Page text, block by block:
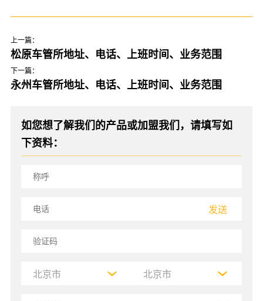
上一篇：
松原车管所地址、电话、上班时间、业务范围
下一篇：
永州车管所地址、电话、上班时间、业务范围
如您想了解我们的产品或加盟我们，请填写如
下资料：
发送